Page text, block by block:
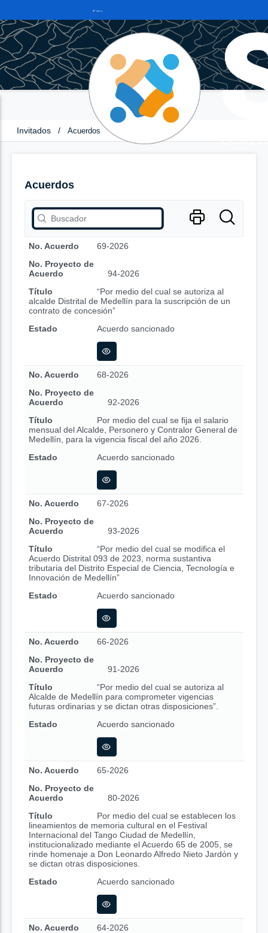
Invitados / Acuerdos
Acuerdos
No. Acuerdo
69-2026
No. Proyecto de
Acuerdo
94-2026
Título
“Por medio del cual se autoriza al
alcalde Distrital de Medellín para la suscripción de un
contrato de concesión”
Estado
Acuerdo sancionado
No. Acuerdo
68-2026
No. Proyecto de
Acuerdo
92-2026
Título
Por medio del cual se fija el salario
mensual del Alcalde, Personero y Contralor General de
Medellín, para la vigencia fiscal del año 2026.
Estado
Acuerdo sancionado
No. Acuerdo
67-2026
No. Proyecto de
Acuerdo
93-2026
Título
“Por medio del cual se modifica el
Acuerdo Distrital 093 de 2023, norma sustantiva
tributaria del Distrito Especial de Ciencia, Tecnología e
Innovación de Medellín”
Estado
Acuerdo sancionado
No. Acuerdo
66-2026
No. Proyecto de
Acuerdo
91-2026
Título
“Por medio del cual se autoriza al
Alcalde de Medellín para comprometer vigencias
futuras ordinarias y se dictan otras disposiciones”.
Estado
Acuerdo sancionado
No. Acuerdo
65-2026
No. Proyecto de
Acuerdo
80-2026
Título
Por medio del cual se establecen los
lineamientos de memoria cultural en el Festival
Internacional del Tango Ciudad de Medellín,
institucionalizado mediante el Acuerdo 65 de 2005, se
rinde homenaje a Don Leonardo Alfredo Nieto Jardón y
se dictan otras disposiciones.
Estado
Acuerdo sancionado
No. Acuerdo
64-2026